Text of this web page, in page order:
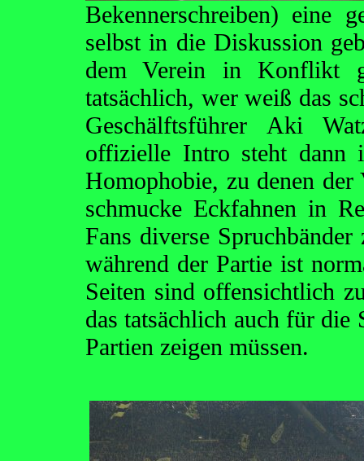
Bekennerschreiben) eine
selbst in die Diskussion
dem Verein in Konflikt
tatsächlich, wer weiß das
Geschälftsführer Aki
offizielle Intro steht dann
Homophobie, zu denen
schmucke Eckfahnen in
Fans diverse
während der Partie ist
Seiten sind offensichtlich
das tatsächlich auch für
Partien zeigen müssen.